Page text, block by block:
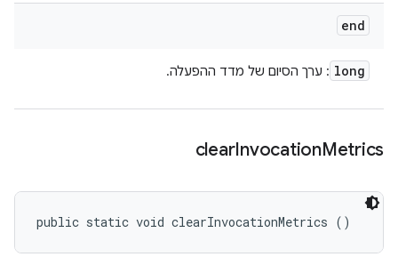
end
long : ערך הסיום של מדד ההפעלה.
clearInvocationMetrics
public static void clearInvocationMetrics ()